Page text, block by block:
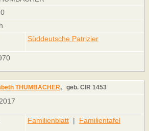
Süddeutsche Patrizier
THUMBACHER, geb. CIR 1453
Familienblatt | Familientafel